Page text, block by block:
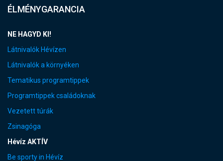
ÉLMÉNYGARANCIA
NE HAGYD KI!
Látnivalók Hévízen
Látnivalók a környéken
Tematikus programtippek
Programtippek családoknak
Vezetett túrák
Zsinagóga
Hévíz AKTÍV
Be sporty in Hévíz